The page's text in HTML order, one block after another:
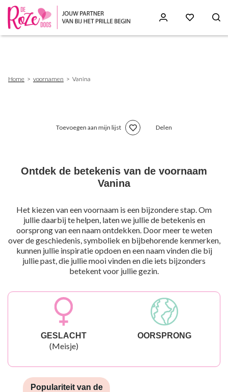
Home voornamen Vanina
Toevoegen aan mijn lijst Delen
Ontdek de betekenis van de voornaam
Vanina
Het kiezen van een voornaam is een bijzondere stap. Om
jullie daarbij te helpen, laten we jullie de betekenis en
oorsprong van een naam ontdekken. Door meer te weten
over de geschiedenis, symboliek en bijbehorende kenmerken,
kunnen jullie inspiratie opdoen en een naam vinden die bij
jullie past, die jullie mooi vinden en die iets bijzonders
betekent voor jullie gezin.
GESLACHT
(Meisje)
OORSPRONG
Populariteit van de